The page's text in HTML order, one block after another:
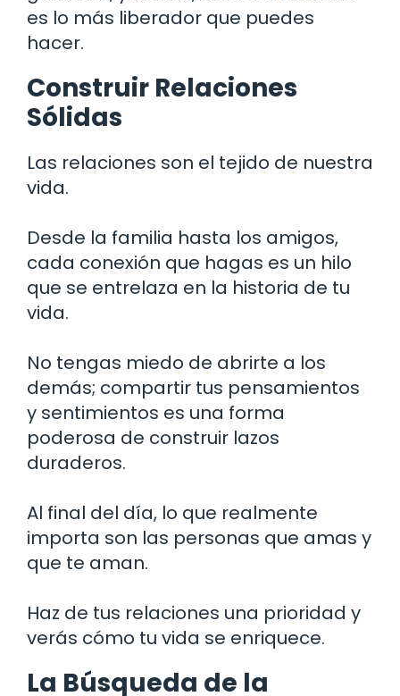
es lo más liberador que puedes
hacer.
Construir Relaciones
Sólidas
Las relaciones son el tejido de nuestra
vida.
Desde la familia hasta los amigos,
cada conexión que hagas es un hilo
que se entrelaza en la historia de tu
vida.
No tengas miedo de abrirte a los
demás; compartir tus pensamientos
y sentimientos es una forma
poderosa de construir lazos
duraderos.
Al final del día, lo que realmente
importa son las personas que amas y
que te aman.
Haz de tus relaciones una prioridad y
verás cómo tu vida se enriquece.
La Búsqueda de la